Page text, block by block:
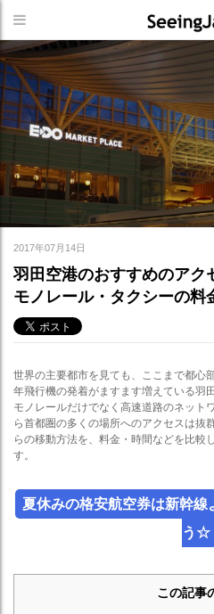
2017年07月14日
羽田空港のおすすめのアク
モノレール・タクシーの料
世界の主要都市を見ても、ここまで都心
年飛行機の発着がますます増えている羽
モノレールだけでなく高速道路のネット
ら首都圏の多くの場所へのアクセスは抜
らの移動方法を、料金・時間などを比較
す。
夏休みの格安航空券は新幹
う☆
この記事